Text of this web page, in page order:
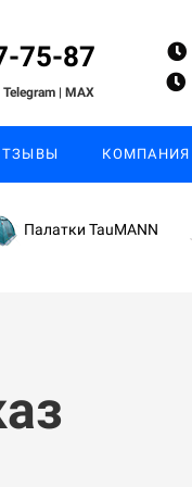
75-87
Telegram | MAX
КОМПАНИЯ
Палатки TauMANN